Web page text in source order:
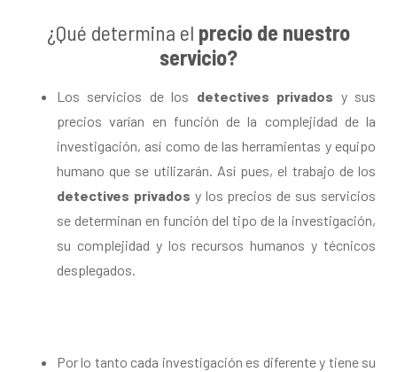
¿Qué determina el precio de nuestro
servicio?
Los servicios de los detectives privados y sus
precios varían en función de la complejidad de la
investigación, así como de las herramientas y equipo
humano que se utilizarán. Así pues, el trabajo de los
detectives privados y los precios de sus servicios
se determinan en función del tipo de la investigación,
su complejidad y los recursos humanos y técnicos
desplegados.
Por lo tanto cada investigación es diferente y tiene su